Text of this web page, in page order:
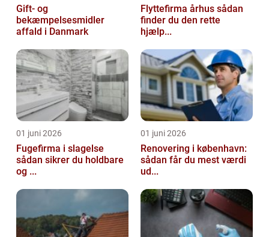
Gift- og
bekæmpelsesmidler
affald i Danmark
Flyttefirma århus sådan
finder du den rette
hjælp...
01 juni 2026
Fugefirma i slagelse
sådan sikrer du holdbare
og ...
01 juni 2026
Renovering i københavn:
sådan får du mest værdi
ud...